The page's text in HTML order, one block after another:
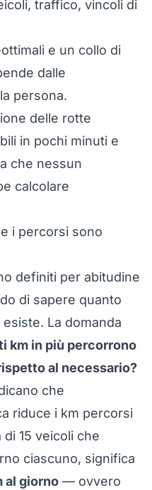
traffico, vincoli di
e un collo di
dalle
persona.
delle rotte
in pochi minuti e
che nessun
calcolare
i percorsi sono
definiti per abitudine
di sapere quanto
La domanda
km in più percorrono
al necessario?
che
riduce i km percorsi
15 veicoli che
ciascuno, significa
al giorno — ovvero